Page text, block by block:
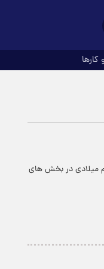
میلادی در بخش های